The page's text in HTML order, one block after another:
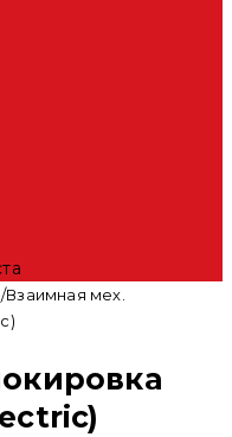
/Взаимная мех.